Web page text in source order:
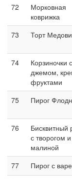
72
Морковная
коврижка
73
Торт
74
Корзиночки с
джемом,
фруктами
75 Пирог
76
Бисквитный
с творогом и
малиной
77 Пирог с